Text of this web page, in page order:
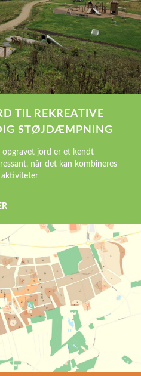
TIL REKREATIVE
STØJDÆMPNING
jord er et kendt
når det kan kombineres
aktiviteter